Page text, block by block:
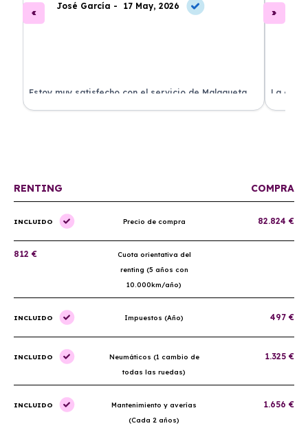
José García - 17 May, 2026
Estoy muy satisfecho con el servicio de Malagueta
Renting. El coche llegó en perfectas condiciones y el
La
ha
RENTING COMPRA
INCLUIDO Precio de compra 82.824 €
812 €
Cuota orientativa del
renting (5 años con
10.000km/año)
INCLUIDO Impuestos (Año) 497 €
INCLUIDO
Neumáticos (1 cambio de
todas las ruedas)
1.325 €
INCLUIDO
Mantenimiento y averías
(Cada 2 años)
1.656 €